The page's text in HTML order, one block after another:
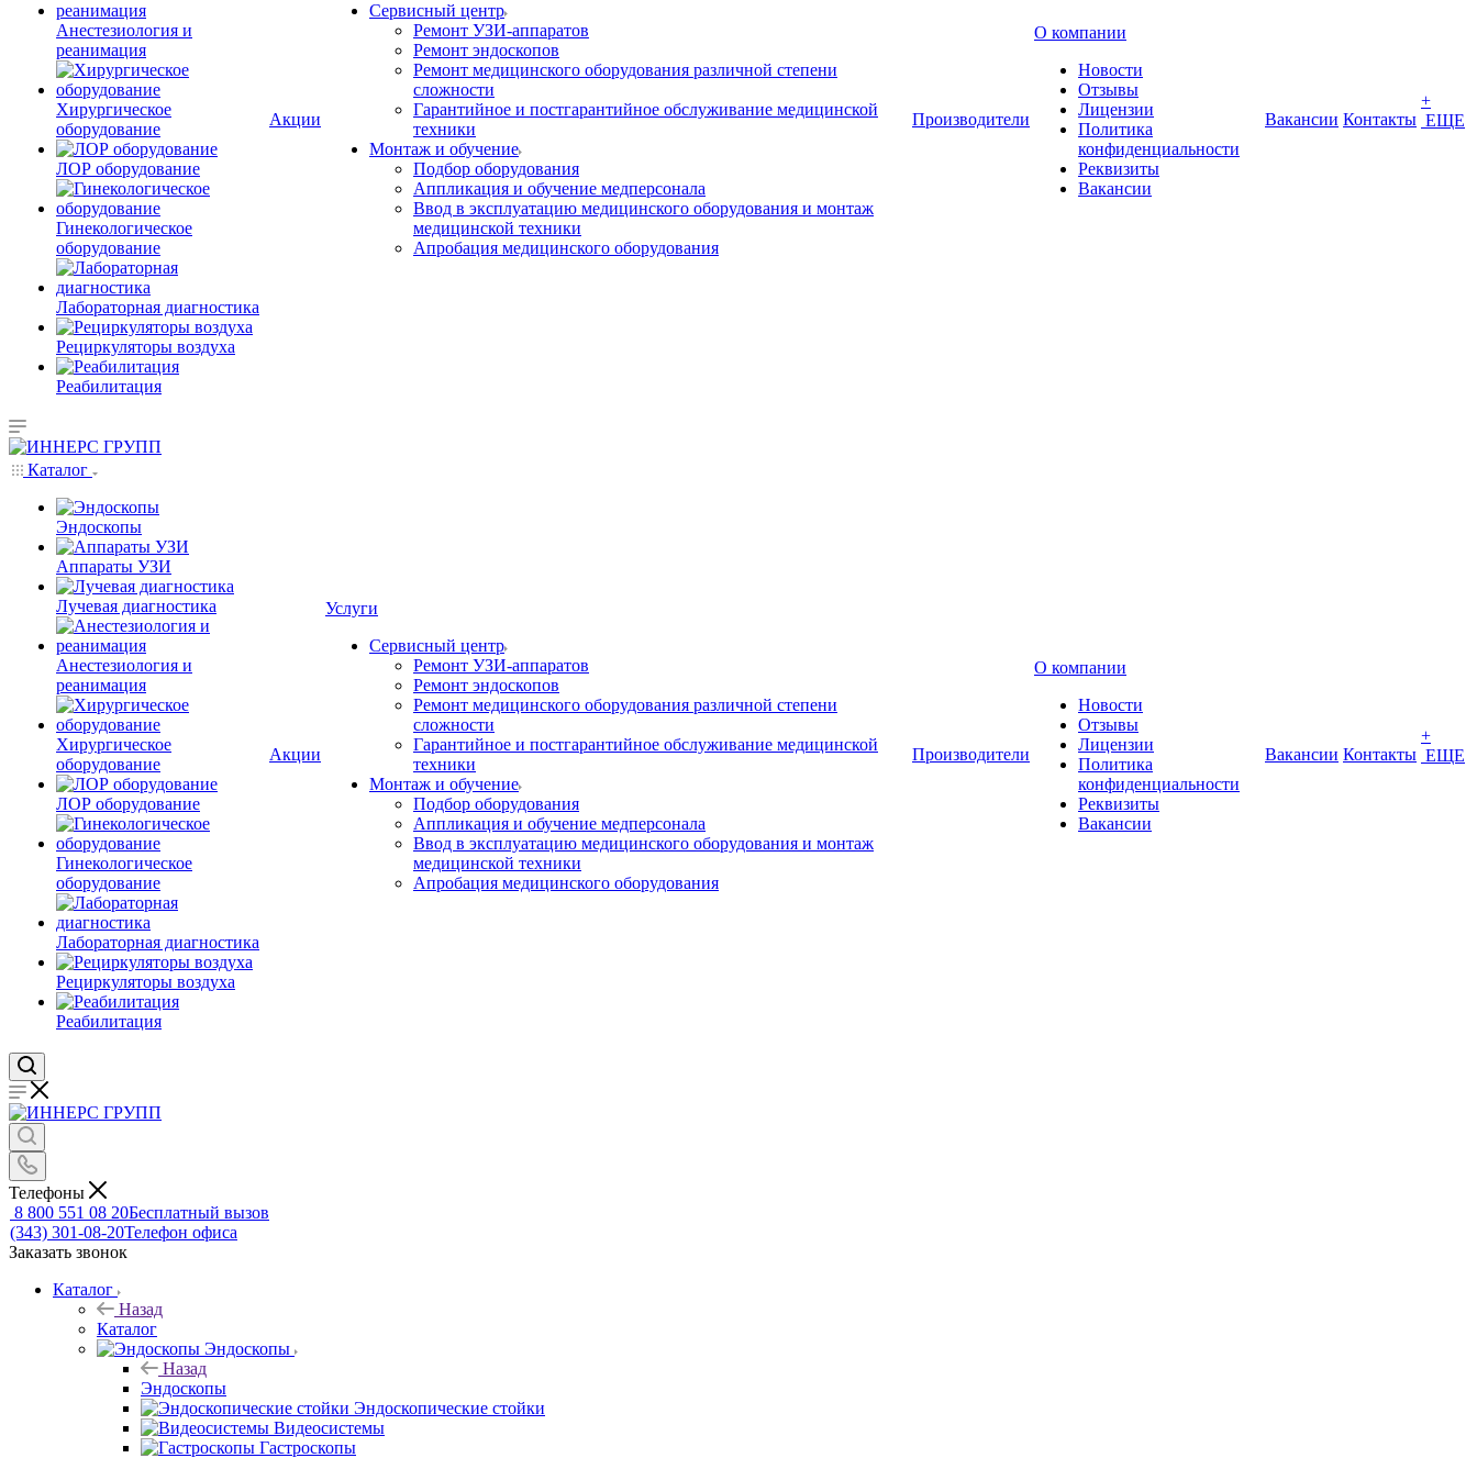
Анестезиология и
реанимация
Хирургическое
оборудование
ЛОР оборудование
Гинекологическое
оборудование
Лабораторная диагностика
Рециркуляторы воздуха
Реабилитация
Акции
Сервисный центр
Ремонт УЗИ-аппаратов
Ремонт эндоскопов
Ремонт медицинского оборудования различной степени
сложности
Гарантийное и постгарантийное обслуживание медицинской
техники
Монтаж и обучение
Подбор оборудования
Аппликация и обучение медперсонала
Ввод в эксплуатацию медицинского оборудования и монтаж
медицинской техники
Апробация медицинского оборудования
Производители
О компании
Новости
Отзывы
Лицензии
Политика
конфиденциальности
Реквизиты
Вакансии
Вакансии Контакты
+
ЕЩЕ
Каталог
Эндоскопы
Аппараты УЗИ
Лучевая диагностика
Анестезиология и
реанимация
Хирургическое
оборудование
ЛОР оборудование
Гинекологическое
оборудование
Лабораторная диагностика
Рециркуляторы воздуха
Реабилитация
Акции
Услуги
Сервисный центр
Ремонт УЗИ-аппаратов
Ремонт эндоскопов
Ремонт медицинского оборудования различной степени
сложности
Гарантийное и постгарантийное обслуживание медицинской
техники
Монтаж и обучение
Подбор оборудования
Аппликация и обучение медперсонала
Ввод в эксплуатацию медицинского оборудования и монтаж
медицинской техники
Апробация медицинского оборудования
Производители
О компании
Новости
Отзывы
Лицензии
Политика
конфиденциальности
Реквизиты
Вакансии
Вакансии Контакты
+
ЕЩЕ
Телефоны
8 800 551 08 20Бесплатный вызов
(343) 301-08-20Телефон офиса
Заказать звонок
Каталог
Назад
Каталог
Эндоскопы
Назад
Эндоскопы
Эндоскопические стойки
Видеосистемы
Гастроскопы